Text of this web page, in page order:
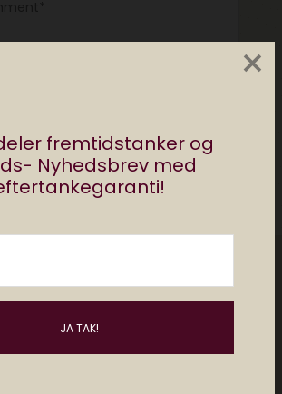
fremtidstanker og
Nyhedsbrev med
×